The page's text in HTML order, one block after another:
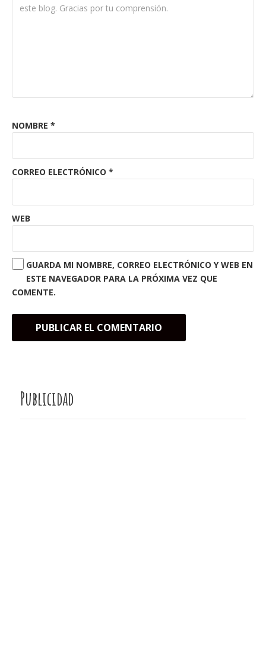
NOMBRE *
CORREO ELECTRÓNICO *
WEB
GUARDA MI NOMBRE, CORREO ELECTRÓNICO Y WEB EN
ESTE NAVEGADOR PARA LA PRÓXIMA VEZ QUE
COMENTE.
Publicidad